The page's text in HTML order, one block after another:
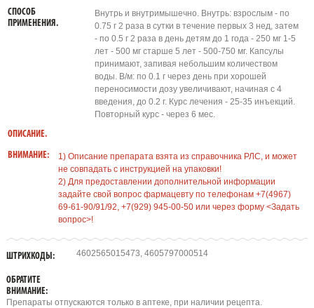
СПОСОБ
ПРИМЕНЕНИЯ.
Внутрь и внутримышечно. Внутрь: взрослым - по
0.75 г 2 раза в сутки в течение первых 3 нед, затем
- по 0.5 г 2 раза в день детям до 1 года - 250 мг 1-5
лет - 500 мг старше 5 лет - 500-750 мг. Капсулы
принимают, запивая небольшим количеством
воды. В/м: по 0.1 г через день при хорошей
переносимости дозу увеличивают, начиная с 4
введения, до 0.2 г. Курс лечения - 25-35 инъекций.
Повторный курс - через 6 мес.
ОПИСАНИЕ.
ВНИМАНИЕ:
1) Описание препарата взята из справочника РЛС, и может
не совпадать с инструкцией на упаковки!
2) Для предоставлении дополнительной информации
задайте свой вопрос фармацевту по телефонам +7(4967)
69-61-90/91/92, +7(929) 945-00-50 или через форму <Задать
вопрос>!
ШТРИХКОДЫ: 4602565015473, 4605797000514
ОБРАТИТЕ
ВНИМАНИЕ:
Препараты отпускаются только в аптеке, при наличии рецепта.